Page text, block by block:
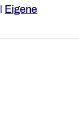
Eigene